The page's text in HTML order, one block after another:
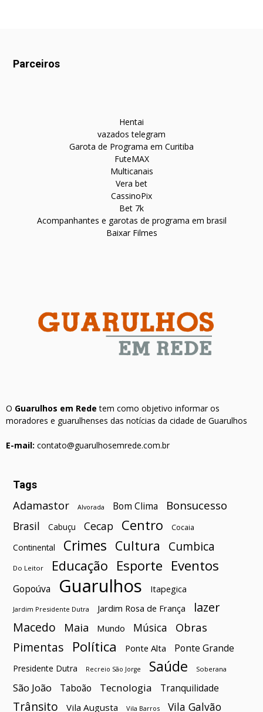
Parceiros
Hentai
vazados telegram
Garota de Programa em Curitiba
FuteMAX
Multicanais
Vera bet
CassinoPix
Bet 7k
Acompanhantes e garotas de programa em brasil
Baixar Filmes
O Guarulhos em Rede tem como objetivo informar os
moradores e guarulhenses das notícias da cidade de Guarulhos
E-mail: contato@guarulhosemrede.com.br
Tags
Adamastor Alvorada Bom Clima Bonsucesso
Brasil Cabuçu Cecap Centro Cocaia
Continental Crimes Cultura Cumbica
Do Leitor Educação Esporte Eventos
Gopoúva Guarulhos Itapegica
Jardim Presidente Dutra Jardim Rosa de França
lazer
Macedo
Maia Mundo Música Obras
Pimentas Política Ponte Alta Ponte Grande
Presidente Dutra Recreio São Jorge Saúde Soberana
São João Taboão Tecnologia Tranquilidade
Trânsito Vila Augusta Vila Barros Vila Galvão